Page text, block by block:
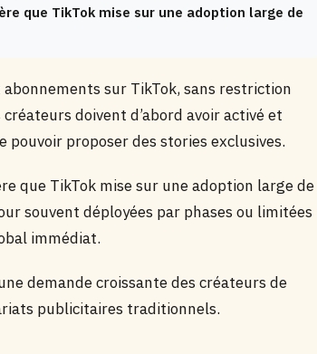
que TikTok mise sur une adoption large de
sur TikTok, sans restriction
doivent d’abord avoir activé et
pouvoir proposer des stories exclusives.
que TikTok mise sur une adoption large de
souvent déployées par phases ou limitées
immédiat.
demande croissante des créateurs de
publicitaires traditionnels.